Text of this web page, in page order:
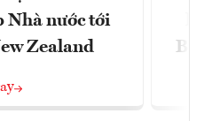
Nhà nước tới
Zealand